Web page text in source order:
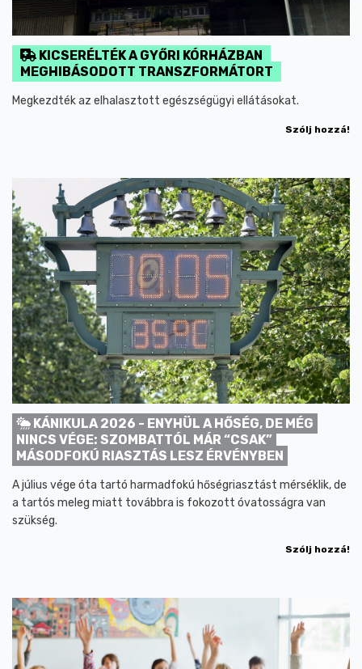
KICSERÉLTÉK A GYŐRI KÓRHÁZBAN
MEGHIBÁSODOTT TRANSZFORMÁTORT
Megkezdték az elhalasztott egészségügyi ellátásokat.
Szólj hozzá!
KÁNIKULA 2026 - ENYHÜL A HŐSÉG, DE MÉG
NINCS VÉGE: SZOMBATTÓL MÁR “CSAK”
MÁSODFOKÚ RIASZTÁS LESZ ÉRVÉNYBEN
A július vége óta tartó harmadfokú hőségriasztást mérséklik, de
a tartós meleg miatt továbbra is fokozott óvatosságra van
szükség.
Szólj hozzá!